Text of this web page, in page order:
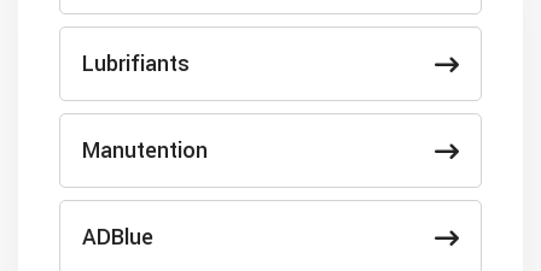
Lubrifiants
Manutention
ADBlue